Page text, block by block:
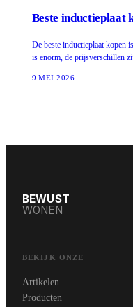
Beste inductieplaat
De beste inductieplaat kopen
is enorm, de prijsverschillen
9 MEI 2026
BEWUST
WONEN
BEKIJK ONZE
Artikelen
Producten